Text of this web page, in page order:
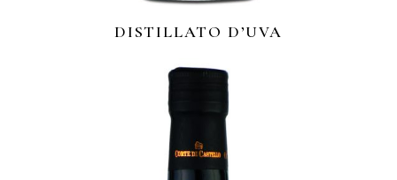
DISTILLATO D’UVA